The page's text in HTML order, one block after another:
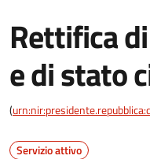
Rettifica
e di stato
(
Servizio attivo